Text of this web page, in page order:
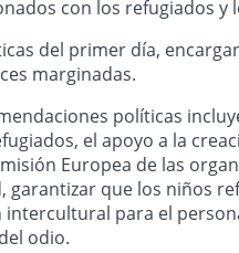
con los refugiados y
del primer día,
marginadas.
políticas
el apoyo a la
Europea de las
que los niños
para el
odio.